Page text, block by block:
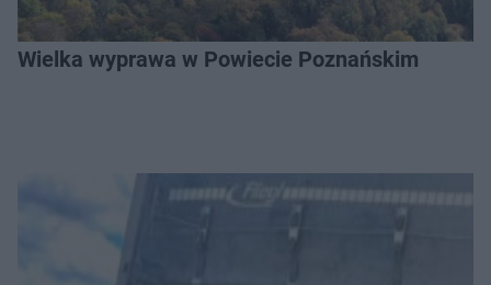
Wielka wyprawa w Powiecie Poznańskim